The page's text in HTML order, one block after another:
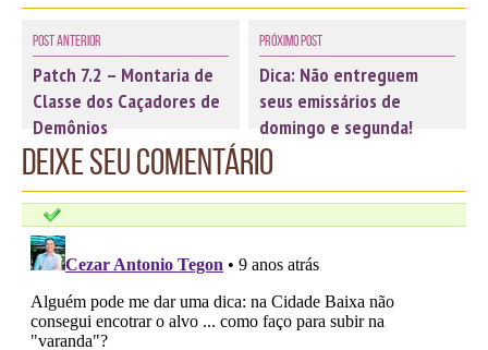
Post Anterior
Patch 7.2 – Montaria de
Classe dos Caçadores de
Demônios
Próximo Post
Dica: Não entreguem
seus emissários de
domingo e segunda!
Deixe seu comentário